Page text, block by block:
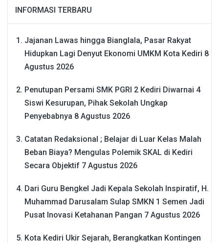
INFORMASI TERBARU
Jajanan Lawas hingga Bianglala, Pasar Rakyat
Hidupkan Lagi Denyut Ekonomi UMKM Kota Kediri 8
Agustus 2026
Penutupan Persami SMK PGRI 2 Kediri Diwarnai 4
Siswi Kesurupan, Pihak Sekolah Ungkap
Penyebabnya 8 Agustus 2026
Catatan Redaksional ; Belajar di Luar Kelas Malah
Beban Biaya? Mengulas Polemik SKAL di Kediri
Secara Objektif 7 Agustus 2026
Dari Guru Bengkel Jadi Kepala Sekolah Inspiratif, H.
Muhammad Darusalam Sulap SMKN 1 Semen Jadi
Pusat Inovasi Ketahanan Pangan 7 Agustus 2026
Kota Kediri Ukir Sejarah, Berangkatkan Kontingen